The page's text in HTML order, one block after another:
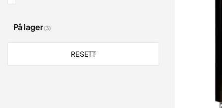
På lager(3)
RESETT